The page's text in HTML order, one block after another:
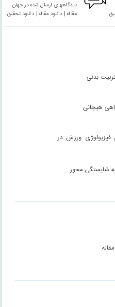
دیدگاههای ارسال شده در جهان
مقاله | دانلود مقاله | دانلود تحقیق
بدنی
هیجانی
فیزیولوژی ورزش در
شایستگی محور